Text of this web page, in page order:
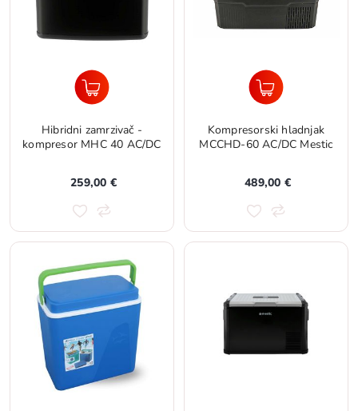
Hibridni zamrzivač -
kompresor MHC 40 AC/DC
259,00 €
Kompresorski hladnjak
MCCHD-60 AC/DC Mestic
489,00 €